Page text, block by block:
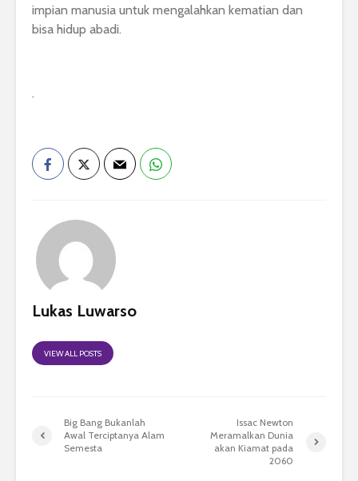
impian manusia untuk mengalahkan kematian dan
bisa hidup abadi.
.
Lukas Luwarso
VIEW ALL POSTS
Big Bang Bukanlah
Awal Terciptanya Alam
Semesta
Issac Newton
Meramalkan Dunia
akan Kiamat pada
2060